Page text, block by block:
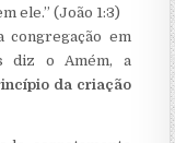
ele.” (João 1:3)
congregação em
diz o Amém, a
da criação